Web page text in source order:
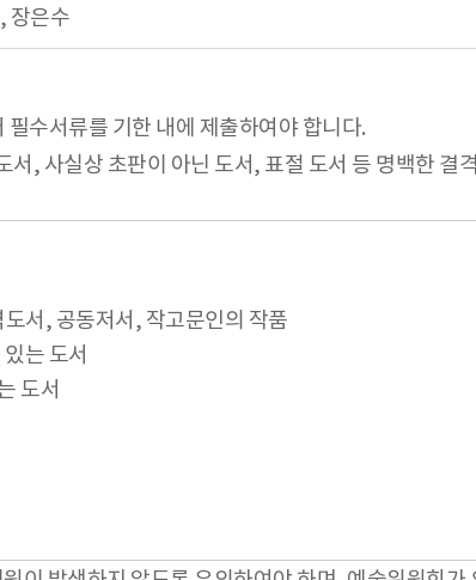
장은수
수서류를 기한 내에 제출하여야 합니다.
, 사실상 초판이 아닌 도서, 표절 도서 등 명백한 결
서, 공동저서, 작고문인의 작품
는 도서
도서